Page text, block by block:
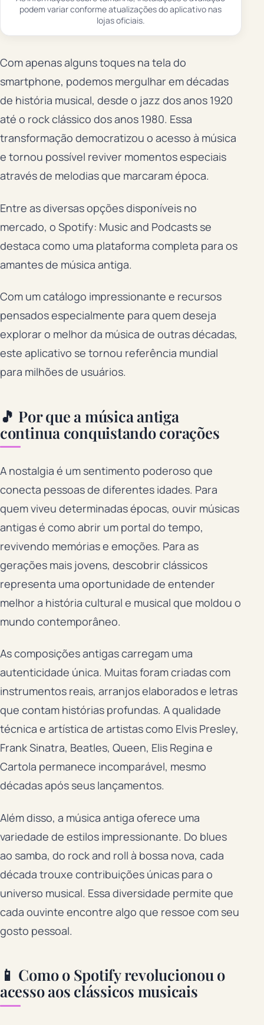
podem variar conforme atualizações do aplicativo nas
lojas oficiais.
Com apenas alguns toques na tela do
smartphone, podemos mergulhar em décadas
de história musical, desde o jazz dos anos 1920
até o rock clássico dos anos 1980. Essa
transformação democratizou o acesso à música
e tornou possível reviver momentos especiais
através de melodias que marcaram época.
Entre as diversas opções disponíveis no
mercado, o Spotify: Music and Podcasts se
destaca como uma plataforma completa para os
amantes de música antiga.
Com um catálogo impressionante e recursos
pensados especialmente para quem deseja
explorar o melhor da música de outras décadas,
este aplicativo se tornou referência mundial
para milhões de usuários.
🎵 Por que a música antiga
continua conquistando corações
A nostalgia é um sentimento poderoso que
conecta pessoas de diferentes idades. Para
quem viveu determinadas épocas, ouvir músicas
antigas é como abrir um portal do tempo,
revivendo memórias e emoções. Para as
gerações mais jovens, descobrir clássicos
representa uma oportunidade de entender
melhor a história cultural e musical que moldou o
mundo contemporâneo.
As composições antigas carregam uma
autenticidade única. Muitas foram criadas com
instrumentos reais, arranjos elaborados e letras
que contam histórias profundas. A qualidade
técnica e artística de artistas como Elvis Presley,
Frank Sinatra, Beatles, Queen, Elis Regina e
Cartola permanece incomparável, mesmo
décadas após seus lançamentos.
Além disso, a música antiga oferece uma
variedade de estilos impressionante. Do blues
ao samba, do rock and roll à bossa nova, cada
década trouxe contribuições únicas para o
universo musical. Essa diversidade permite que
cada ouvinte encontre algo que ressoe com seu
gosto pessoal.
📱 Como o Spotify revolucionou o
acesso aos clássicos musicais